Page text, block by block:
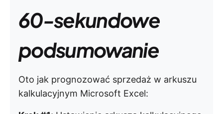
60-sekundowe
podsumowanie
Oto jak prognozować sprzedaż w arkuszu
kalkulacyjnym Microsoft Excel: